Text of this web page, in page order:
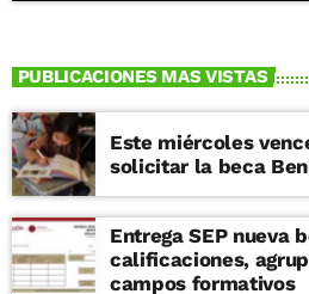
PUBLICACIONES MAS VISTAS
Este miércoles
solicitar la beca
Entrega SEP nueva
calificaciones,
campos formativos